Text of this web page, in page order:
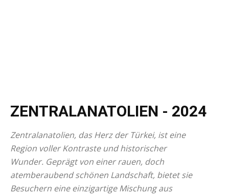
ZENTRALANATOLIEN - 2024
Zentralanatolien, das Herz der Türkei, ist eine
Region voller Kontraste und historischer
Wunder. Geprägt von einer rauen, doch
atemberaubend schönen Landschaft, bietet sie
Besuchern eine einzigartige Mischung aus